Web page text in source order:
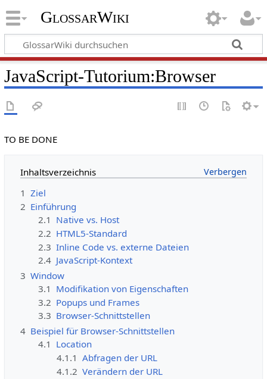
GlossarWiki
JavaScript-Tutorium:Browser
TO BE DONE
Inhaltsverzeichnis
1 Ziel
2 Einführung
2.1 Native vs. Host
2.2 HTML5-Standard
2.3 Inline Code vs. externe Dateien
2.4 JavaScript-Kontext
3 Window
3.1 Modifikation von Eigenschaften
3.2 Popups und Frames
3.3 Browser-Schnittstellen
4 Beispiel für Browser-Schnittstellen
4.1 Location
4.1.1 Abfragen der URL
4.1.2 Verändern der URL